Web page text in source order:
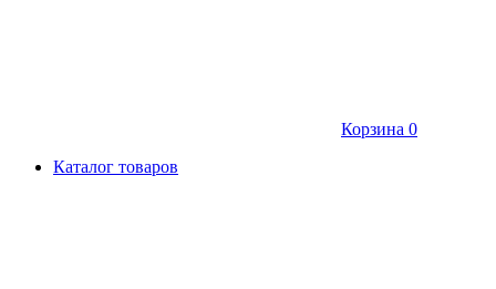
Корзина 0
Каталог товаров